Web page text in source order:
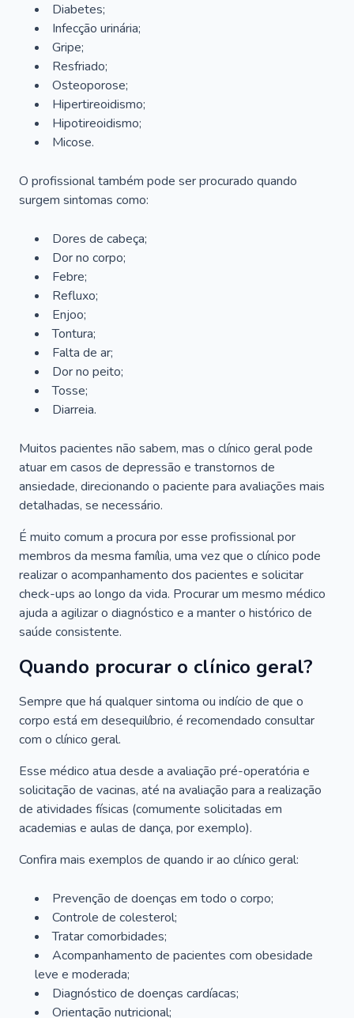
Diabetes;
Infecção urinária;
Gripe;
Resfriado;
Osteoporose;
Hipertireoidismo;
Hipotireoidismo;
Micose.
O profissional também pode ser procurado quando
surgem sintomas como:
Dores de cabeça;
Dor no corpo;
Febre;
Refluxo;
Enjoo;
Tontura;
Falta de ar;
Dor no peito;
Tosse;
Diarreia.
Muitos pacientes não sabem, mas o clínico geral pode
atuar em casos de depressão e transtornos de
ansiedade, direcionando o paciente para avaliações mais
detalhadas, se necessário.
É muito comum a procura por esse profissional por
membros da mesma família, uma vez que o clínico pode
realizar o acompanhamento dos pacientes e solicitar
check-ups ao longo da vida. Procurar um mesmo médico
ajuda a agilizar o diagnóstico e a manter o histórico de
saúde consistente.
Quando procurar o clínico geral?
Sempre que há qualquer sintoma ou indício de que o
corpo está em desequilíbrio, é recomendado consultar
com o clínico geral.
Esse médico atua desde a avaliação pré-operatória e
solicitação de vacinas, até na avaliação para a realização
de atividades físicas (comumente solicitadas em
academias e aulas de dança, por exemplo).
Confira mais exemplos de quando ir ao clínico geral:
Prevenção de doenças em todo o corpo;
Controle de colesterol;
Tratar comorbidades;
Acompanhamento de pacientes com obesidade
leve e moderada;
Diagnóstico de doenças cardíacas;
Orientação nutricional;